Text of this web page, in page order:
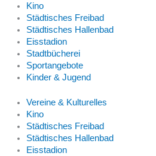
Kino
Städtisches Freibad
Städtisches Hallenbad
Eisstadion
Stadtbücherei
Sportangebote
Kinder & Jugend
Vereine & Kulturelles
Kino
Städtisches Freibad
Städtisches Hallenbad
Eisstadion